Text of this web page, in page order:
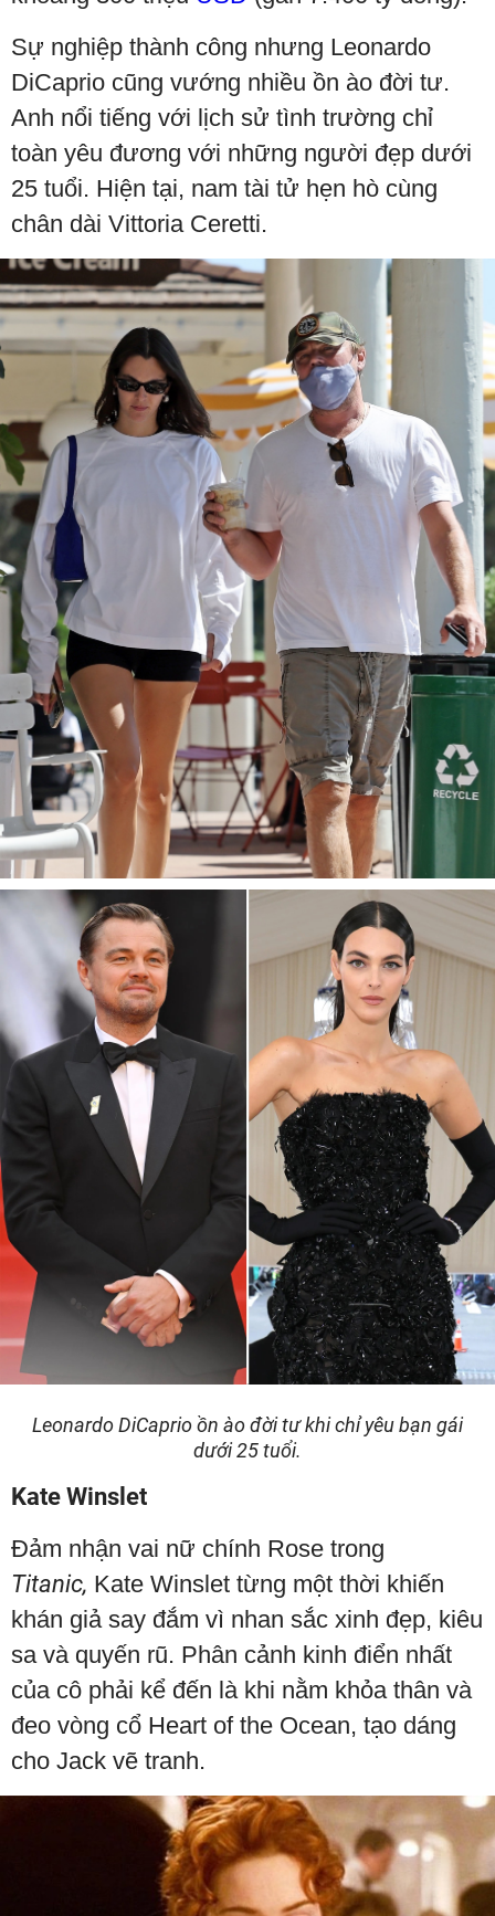
Sự nghiệp thành công nhưng Leonardo
DiCaprio cũng vướng nhiều ồn ào đời tư.
Anh nổi tiếng với lịch sử tình trường chỉ
toàn yêu đương với những người đẹp dưới
25 tuổi. Hiện tại, nam tài tử hẹn hò cùng
chân dài Vittoria Ceretti.
Leonardo DiCaprio ồn ào đời tư khi chỉ yêu bạn gái
dưới 25 tuổi.
Kate Winslet
Đảm nhận vai nữ chính Rose trong
Titanic, Kate Winslet từng một thời khiến
khán giả say đắm vì nhan sắc xinh đẹp, kiêu
sa và quyến rũ. Phân cảnh kinh điển nhất
của cô phải kể đến là khi nằm khỏa thân và
đeo vòng cổ Heart of the Ocean, tạo dáng
cho Jack vẽ tranh.